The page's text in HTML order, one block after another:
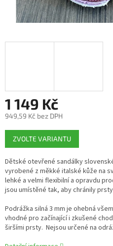
1 149 Kč
949,59 Kč bez DPH
Měrná
cena:
ZVOLTE VARIANTU
Dětské otevřené sandálky
vyrobené z měkké italské kůže na
lehké a velmi flexibilní a opravdu
jsou umístěné tak, aby chránily
Podrážka silná 3 mm je ohebná
vhodné pro začínající i zkušené
širšími prsty. Nejsou určené na